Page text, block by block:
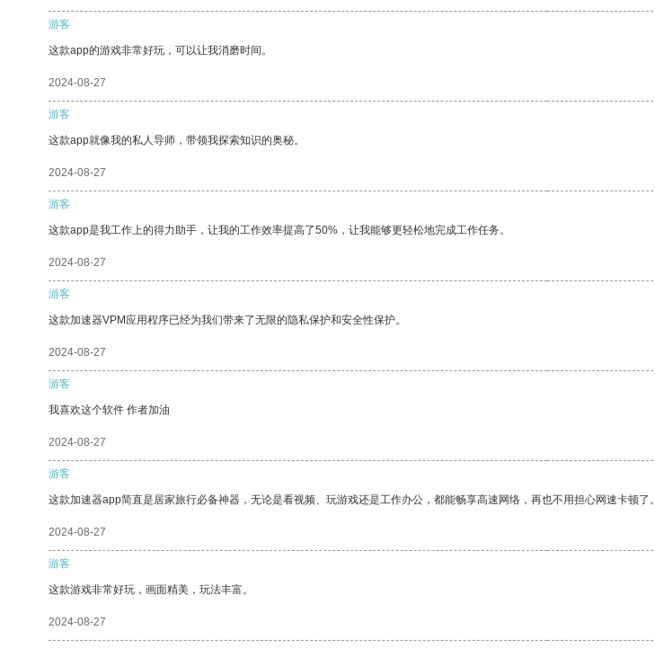
游客
这款app的游戏非常好玩，可以让我消磨时间。
2024-08-27
游客
这款app就像我的私人导师，带领我探索知识的奥秘。
2024-08-27
游客
这款app是我工作上的得力助手，让我的工作效率提高了50%，让我能够更轻松地完成工作任务。
2024-08-27
游客
这款加速器VPM应用程序已经为我们带来了无限的隐私保护和安全性保护。
2024-08-27
游客
我喜欢这个软件 作者加油
2024-08-27
游客
这款加速器app简直是居家旅行必备神器，无论是看视频、玩游戏还是工作办公，都能畅享高速网络，再也不用担心网速卡顿了。
2024-08-27
游客
这款游戏非常好玩，画面精美，玩法丰富。
2024-08-27